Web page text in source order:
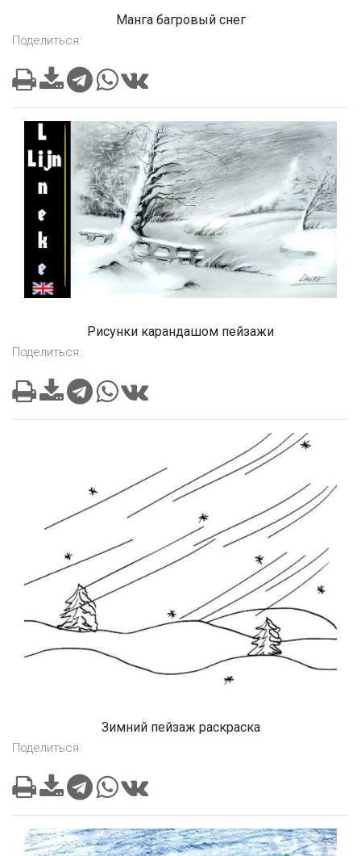
Манга багровый снег
Поделиться:
Рисунки карандашом пейзажи
Поделиться:
Зимний пейзаж раскраска
Поделиться: